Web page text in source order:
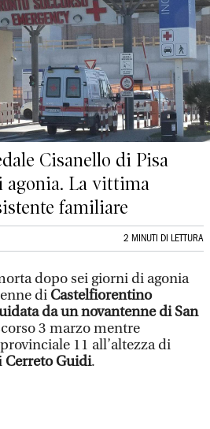
Cisanello di Pisa
La vittima
familiare
2 MINUTI DI LETTURA
dopo sei giorni di agonia
di Castelfiorentino
da un novantenne di San
3 marzo mentre
11 all’altezza di
Cerreto Guidi.